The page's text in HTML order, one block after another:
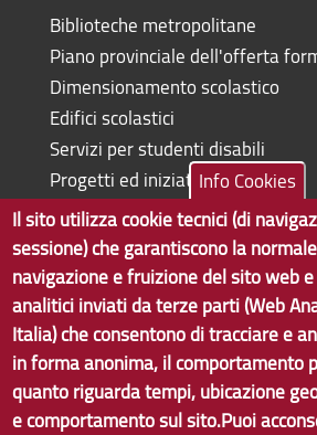
Biblioteche metropolitane
Piano provinciale dell'offerta
Dimensionamento scolastico
Edifici scolastici
Servizi per studenti disabili
Progetti ed iniziative
Copyright © 2017 Città metropolitana
80007350103
Info Cookies
Il sito utilizza cookie tecnici (di
sessione) che garantiscono la normale
navigazione e fruizione del sito web
analitici inviati da terze parti (Web
Italia) che consentono di tracciare e
in forma anonima, il comportamento
quanto riguarda tempi, ubicazione
e comportamento sul sito.Puoi